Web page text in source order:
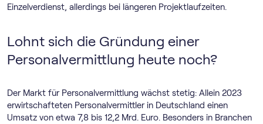
Einzelverdienst, allerdings bei längeren Projektlaufzeiten.
Lohnt sich die Gründung einer
Personalvermittlung heute noch?
Der Markt für Personalvermittlung wächst stetig: Allein 2023
erwirtschafteten Personalvermittler in Deutschland einen
Umsatz von etwa 7,8 bis 12,2 Mrd. Euro. Besonders in Branchen